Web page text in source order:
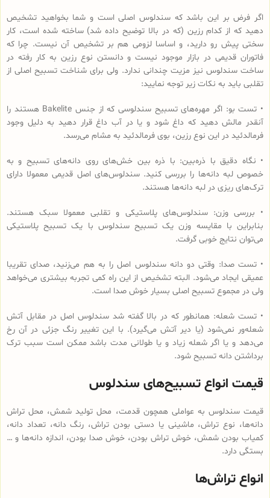
اگر فرض بر این باشد که سندلوس اصلی است و شما بخواهید تشخیص
دهید که از کدام رزین (که در بالا توضیح داده شد) ساخته شده است، کار
سختی پیش رو دارید، و اساسا لزومی هم بر تشخیص آن نیست. چرا که
فاتوران قدیمی در بازار موجود نیست و دانستن نوع رزین به کار رفته در
ساخت سندلوس نیز مزیت چندانی ندارد. ولی برای شناخت تسبیح اصلی از
تقلبی باید به نکات زیر توجه نمایید:
• تست بو: اگر مهره‌های تسبیح‌ سندلوسی که از جنس Bakelite هستند را
آنقدر مالش دهید که داغ شود و یا در آب داغ قرار دهید به دلیل وجود
فرمالدئید در این نوع رزین، بوی فرمالدئید به مشام می‌رسد.
• نگاه دقیق با ذره‌بین: با ذره بین خش‌های روی دانه‌های تسبیح و به
خصوص لبه دانه‌ها را بررسی کنید. سندلوس‌های اصل قدیمی معمولا دارای
ترک‌های ریزی در لبه دانه‌ها هستند.
• بررسی وزن: سندلوس‌های پلاستیکی و تقلبی معمولا سبک هستند.
بنابراین با مقایسه وزن یک تسبیح سندلوس با یک تسبیح پلاستیکی
می‌توان نتایج خوبی گرفت.
• تست صدا: وقتی دو دانه سندلوس اصل را به هم می‌زنید، صدای تقریبا
عمیقی ایجاد می‌شود. البته تشخیص از این راه کمی تجربه بیشتری می‌خواهد
ولی در مجموع تسبیح اصلی بسیار خوش صدا است.
• تست شعله: همانطور که در بالا گفته شد سندلوس اصل در مقابل آتش
شعله‌ور نمی‌شود (یا دیر آتش می‌گیرد). با این تغییر رنگ جزئی در آن رخ
می‌دهد و یا اگر شعله زیاد و یا طولانی مدت باشد ممکن است سبب ترک
برداشتن دانه تسبیح شود.
قیمت انواع تسبیح‌های سندلوس
قیمت سندلوس به عواملی همچون قدمت، محل تولید شمش، محل تراش
دانه‌ها، نوع تراش، ماشینی یا دستی بودن تراش، رنگ دانه، تعداد دانه،
کمیاب بودن شمش، خوش تراش بودن، خوش صدا بودن، اندازه دانه‌ها و …
بستگی دارد.
انواع تراش‌ها